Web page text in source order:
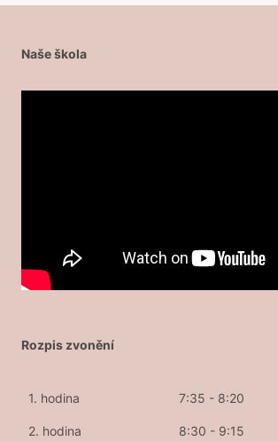
Naše škola
Rozpis zvonění
1. hodina 7:35 - 8:20
2. hodina 8:30 - 9:15